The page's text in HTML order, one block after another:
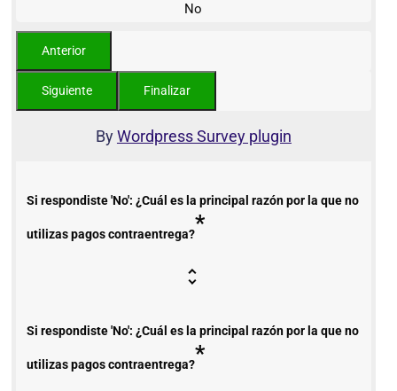
No
ByWordpress Survey plugin
Si respondiste 'No': ¿Cuál es la principal razón por la que no
utilizas pagos contraentrega?*
Si respondiste 'No': ¿Cuál es la principal razón por la que no
utilizas pagos contraentrega?*